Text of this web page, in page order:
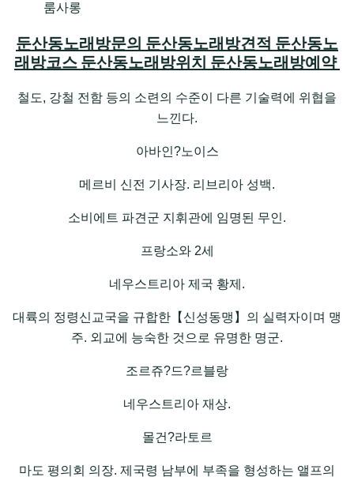
룸사롱
둔산동노래방문의 둔산동노래방견적 둔산동노
래방코스 둔산동노래방위치 둔산동노래방예약
철도, 강철 전함 등의 소련의 수준이 다른 기술력에 위협을
느낀다.
아바인?노이스
메르비 신전 기사장. 리브리아 성백.
소비에트 파견군 지휘관에 임명된 무인.
프랑소와 2세
네우스트리아 제국 황제.
대륙의 정령신교국을 규합한【신성동맹】의 실력자이며 맹
주. 외교에 능숙한 것으로 유명한 명군.
조르쥬?드?르블랑
네우스트리아 재상.
몰건?라토르
마도 평의회 의장. 제국령 남부에 부족을 형성하는 앨프의